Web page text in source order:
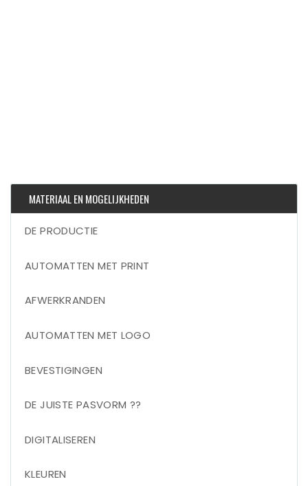
MATERIAAL EN MOGELIJKHEDEN
DE PRODUCTIE
AUTOMATTEN MET PRINT
AFWERKRANDEN
AUTOMATTEN MET LOGO
BEVESTIGINGEN
DE JUISTE PASVORM ??
DIGITALISEREN
KLEUREN